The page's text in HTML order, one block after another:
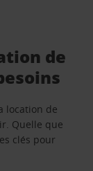
de
location de
Quelle que
clés pour